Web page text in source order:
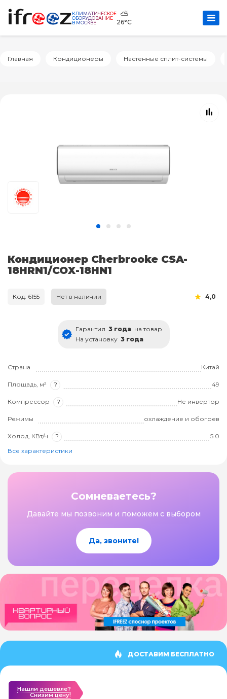
КЛИМАТИЧЕСКОЕ
ОБОРУДОВАНИЕ
В МОСКВЕ
⛅
26°C
Главная Кондиционеры Настенные сплит-системы
Кондиционер Cherbrooke CSA-
18HRN1/COX-18HN1
Код: 6155 Нет в наличии 4,0
Гарантия 3 года на товар
На установку 3 года
Страна Китай
Площадь, м² ? 49
Компрессор ? Не инвертор
Режимы охлаждение и обогрев
Холод, КВт/ч ?
5.0
Все характеристики
Сомневаетесь?
Давайте мы позвоним и поможем с выбором
Да, звоните!
ДОСТАВИМ БЕСПЛАТНО
Нашли дешевле?
Cнизим цену!